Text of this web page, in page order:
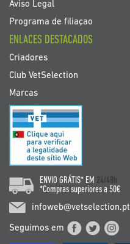
Aviso Legal
Programa de filiaçao
ENLACES DESTACADOS
Criadores
Club VetSelection
Marcas
ENVIO GRÁTIS* EM 24/48h
*Compras superiores a 50€
infoweb@vetselection.pt
Seguimos em